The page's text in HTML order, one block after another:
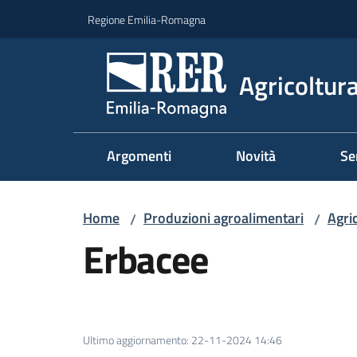
Regione Emilia-Romagna
Argomenti Novità
Home / Produzioni agroalimentari /
Erbacee
Ultimo aggiornamento: 22-11-2024 14:46